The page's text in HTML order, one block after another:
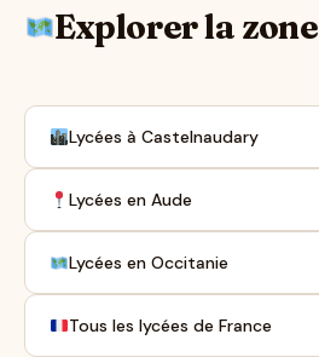
Explorer la zone
Lycées à Castelnaudary
Lycées en Aude
Lycées en Occitanie
Tous les lycées de France